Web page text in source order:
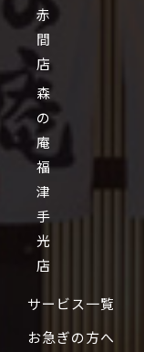
赤
間
店
森
の
庵
福
津
手
光
店
サービス一覧
お急ぎの方へ